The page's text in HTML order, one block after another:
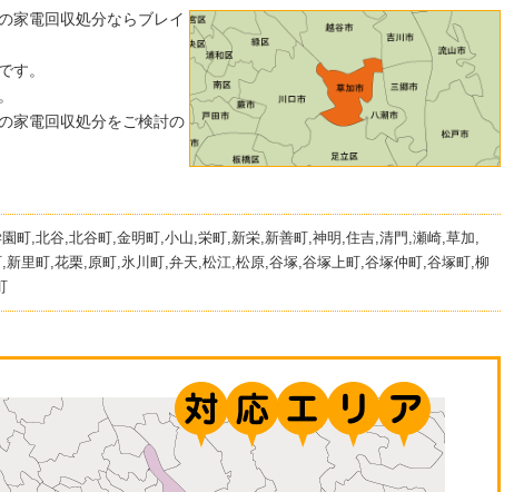
家電回収処分ならブレイ
す。
家電回収処分をご検討の
町,北谷,北谷町,金明町,小山,栄町,新栄,新善町,神明,住吉,清門,瀬崎,草加,
里町,花栗,原町,氷川町,弁天,松江,松原,谷塚,谷塚上町,谷塚仲町,谷塚町,柳